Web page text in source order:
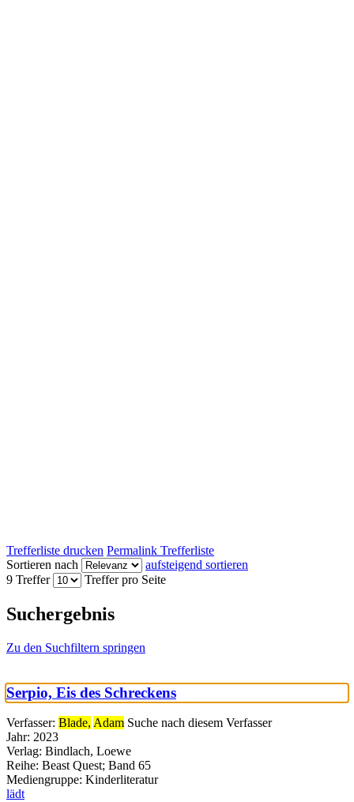
Trefferliste drucken Permalink Trefferliste
Sortieren nach
aufsteigend sortieren
9 Treffer
Treffer pro Seite
Suchergebnis
Zu den Suchfiltern springen
Serpio, Eis des Schreckens
Verfasser: Blade, Adam Suche nach diesem Verfasser
Jahr: 2023
Verlag: Bindlach, Loewe
Reihe: Beast Quest; Band 65
Mediengruppe: Kinderliteratur
lädt